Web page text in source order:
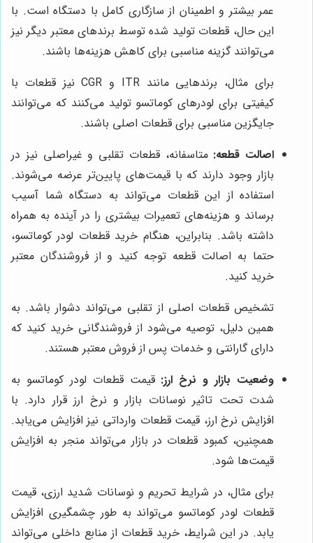
عمر بیشتر و اطمینان از سازگاری کامل با دستگاه است. با
این حال، قطعات تولید شده توسط برندهای معتبر دیگر نیز
می‌توانند گزینه مناسبی برای کاهش هزینه‌ها باشند.
برای مثال، برندهایی مانند ITR و CGR نیز قطعات با
کیفیتی برای لودرهای کوماتسو تولید می‌کنند که می‌توانند
جایگزین مناسبی برای قطعات اصلی باشند.
اصالت قطعه: متاسفانه، قطعات تقلبی و غیراصلی نیز در
بازار وجود دارند که با قیمت‌های پایین‌تر عرضه می‌شوند.
استفاده از این قطعات می‌تواند به دستگاه شما آسیب
برساند و هزینه‌های تعمیرات بیشتری را در آینده به همراه
داشته باشد. بنابراین، هنگام خرید قطعات لودر کوماتسو،
حتما به اصالت قطعه توجه کنید و از فروشندگان معتبر
خرید کنید.
تشخیص قطعات اصلی از تقلبی می‌تواند دشوار باشد. به
همین دلیل، توصیه می‌شود از فروشندگانی خرید کنید که
دارای گارانتی و خدمات پس از فروش معتبر هستند.
وضعیت بازار و نرخ ارز: قیمت قطعات لودر کوماتسو به
شدت تحت تاثیر نوسانات بازار و نرخ ارز قرار دارد. با
افزایش نرخ ارز، قیمت قطعات وارداتی نیز افزایش می‌یابد.
همچنین، کمبود قطعات در بازار می‌تواند منجر به افزایش
قیمت‌ها شود.
برای مثال، در شرایط تحریم و نوسانات شدید ارزی، قیمت
قطعات لودر کوماتسو می‌تواند به طور چشمگیری افزایش
یابد. در این شرایط، خرید قطعات از منابع داخلی می‌تواند